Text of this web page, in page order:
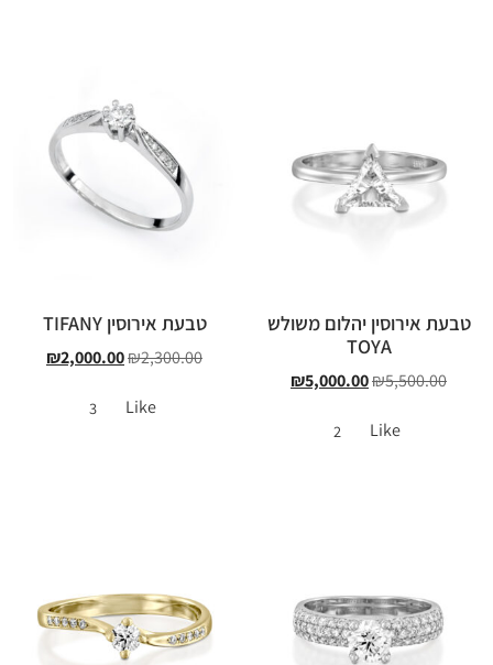
טבעת אירוסין יהלום משולש
TOYA
₪5,500.00
₪5,000.00
Like
טבעת אירוסין TIFANY
₪2,300.00
₪2,000.00
Like